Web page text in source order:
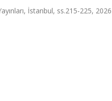
İstanbul, ss.215-225, 2026